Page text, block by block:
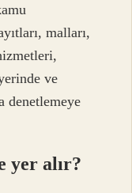
malları,
ve
denetlemeye
yer alır?